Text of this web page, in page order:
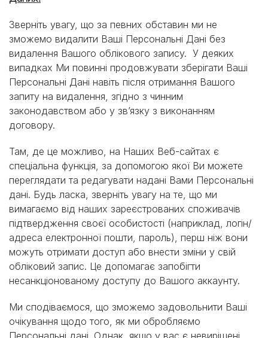
Зверніть увагу, що за певних обставин ми не
зможемо видалити Ваші Персональні Дані без
видалення Вашого облікового запису. У деяких
випадках Ми повинні продовжувати зберігати Ваші
Персональні Дані навіть після отримання Вашого
запиту на видалення, згідно з чинним
законодавством або у зв’язку з виконанням
договору.
Там, де це можливо, на Наших Веб-сайтах є
спеціальна функція, за допомогою якої Ви можете
переглядати та редагувати надані Вами Персональні
дані. Будь ласка, зверніть увагу на те, що ми
вимагаємо від наших зареєстрованих споживачів
підтвердження своєї особистості (наприклад, логін/
адреса електронної пошти, пароль), перш ніж вони
можуть отримати доступ або внести зміни у свій
обліковий запис. Це допомагає запобігти
несанкціонованому доступу до Вашого аккаунту.
Ми сподіваємося, що зможемо задовольнити Ваші
очікування щодо того, як ми обробляємо
Персональні дані. Однак, якщо у вас є невирішені